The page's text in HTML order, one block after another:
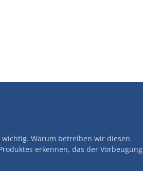
wichtig. Warum betreiben wir diesen
erkennen, das der Vorbeugung